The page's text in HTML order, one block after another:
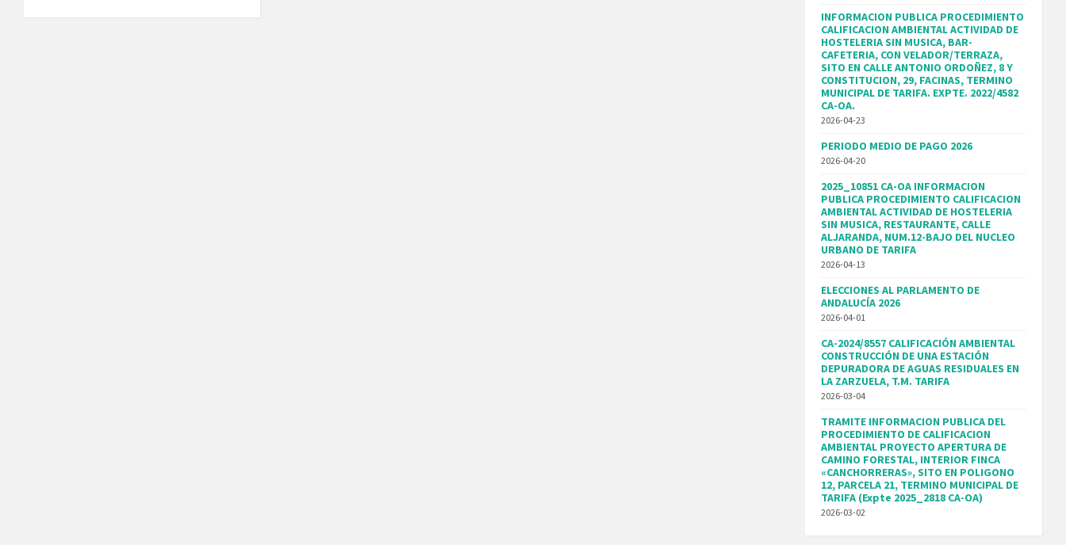
INFORMACION PUBLICA PROCEDIMIENTO
CALIFICACION AMBIENTAL ACTIVIDAD DE
HOSTELERIA SIN MUSICA, BAR-
CAFETERIA, CON VELADOR/TERRAZA,
SITO EN CALLE ANTONIO ORDOÑEZ, 8 Y
CONSTITUCION, 29, FACINAS, TERMINO
MUNICIPAL DE TARIFA. EXPTE. 2022/4582
CA-OA.
2026-04-23
PERIODO MEDIO DE PAGO 2026
2026-04-20
2025_10851 CA-OA INFORMACION
PUBLICA PROCEDIMIENTO CALIFICACION
AMBIENTAL ACTIVIDAD DE HOSTELERIA
SIN MUSICA, RESTAURANTE, CALLE
ALJARANDA, NUM.12-BAJO DEL NUCLEO
URBANO DE TARIFA
2026-04-13
ELECCIONES AL PARLAMENTO DE
ANDALUCÍA 2026
2026-04-01
CA-2024/8557 CALIFICACIÓN AMBIENTAL
CONSTRUCCIÓN DE UNA ESTACIÓN
DEPURADORA DE AGUAS RESIDUALES EN
LA ZARZUELA, T.M. TARIFA
2026-03-04
TRAMITE INFORMACION PUBLICA DEL
PROCEDIMIENTO DE CALIFICACION
AMBIENTAL PROYECTO APERTURA DE
CAMINO FORESTAL, INTERIOR FINCA
«CANCHORRERAS», SITO EN POLIGONO
12, PARCELA 21, TERMINO MUNICIPAL DE
TARIFA (Expte 2025_2818 CA-OA)
2026-03-02